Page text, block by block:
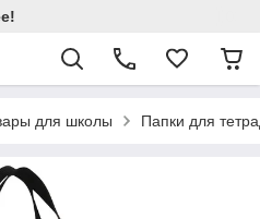
для школы Папки для